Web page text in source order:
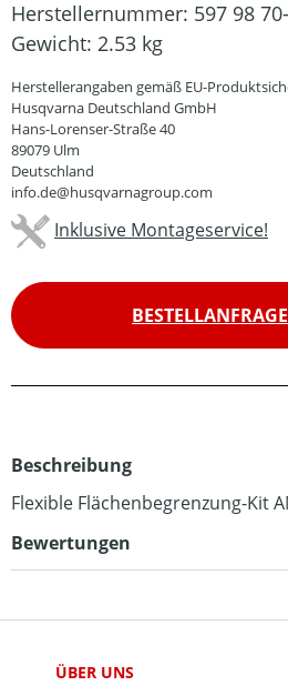
Herstellernummer: 597 98
Gewicht: 2.53 kg
Herstellerangaben gemäß EU-
Husqvarna Deutschland GmbH
Hans-Lorenser-Straße 40
89079 Ulm
Deutschland
info.de@husqvarnagroup.com
Inklusive Montageservice!
Beschreibung
Flexible Flächenbegrenzung-Kit
Bewertungen
ÜBER UNS